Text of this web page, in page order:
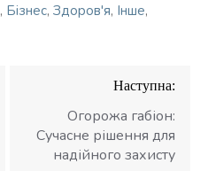
, Бізнес, Здоров'я, Інше,
Наступна:
Огорожа габіон:
Сучасне рішення для
надійного захисту